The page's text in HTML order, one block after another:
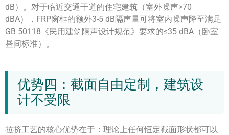
dB）。对于临近交通干道的住宅建筑（室外噪声>70
dBA），FRP窗框的额外3-5 dB隔声量可将室内噪声降至满足
GB 50118《民用建筑隔声设计规范》要求的≤35 dBA（卧室
昼间标准）。
优势四：截面自由定制，建筑设
计不受限
拉挤工艺的核心优势在于：理论上任何恒定截面形状都可以